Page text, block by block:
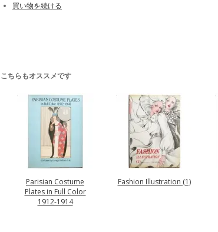
買い物を続ける
こちらもオススメです
Parisian Costume
Plates in Full Color
1912-1914
Fashion Illustration (1)